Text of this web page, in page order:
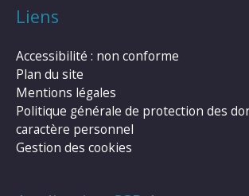
Liens
Accessibilité : non conforme
Plan du site
Mentions légales
Politique générale de protection des
caractère personnel
Gestion des cookies